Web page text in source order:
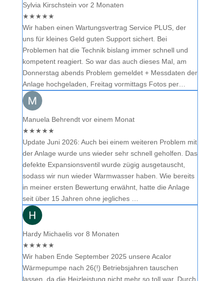
Sylvia Kirschstein vor 2 Monaten
★★★★★
Wir haben einen Wartungsvertrag Service PLUS, der
uns für kleines Geld guten Support sichert. Bei
Problemen hat die Technik bislang immer schnell und
kompetent reagiert. So war das auch dieses Mal, am
Donnerstag abends Problem gemeldet + Messdaten der
Anlage hochgeladen, Freitag vormittags Fotos per…
Manuela Behrendt vor einem Monat
★★★★★
Update Juni 2026: Auch bei einem weiteren Problem mit
der Anlage wurde uns wieder sehr schnell geholfen. Das
defekte Expansionsventil wurde zügig ausgetauscht,
sodass wir nun wieder Warmwasser haben. Wie bereits
in meiner ersten Bewertung erwähnt, hatte die Anlage
seit über 15 Jahren ohne jegliches …
Hardy Michaelis vor 8 Monaten
★★★★★
Wir haben Ende September 2025 unsere Acalor
Wärmepumpe nach 26(!) Betriebsjahren tauschen
lassen, da die Heizleistung nicht mehr so toll war. Durch